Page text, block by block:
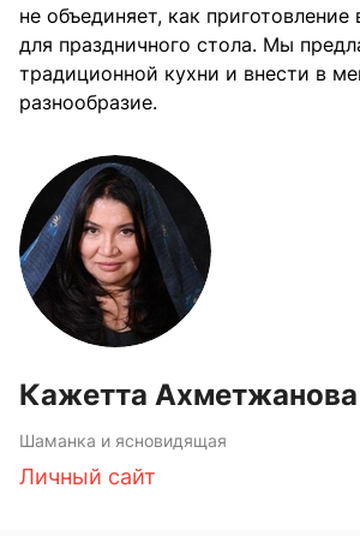
не объединяет, как
для праздничного стола. Мы
традиционной кухни и внести в
разнообразие.
Кажетта Ахметжанова
Шаманка и ясновидящая
Личный сайт